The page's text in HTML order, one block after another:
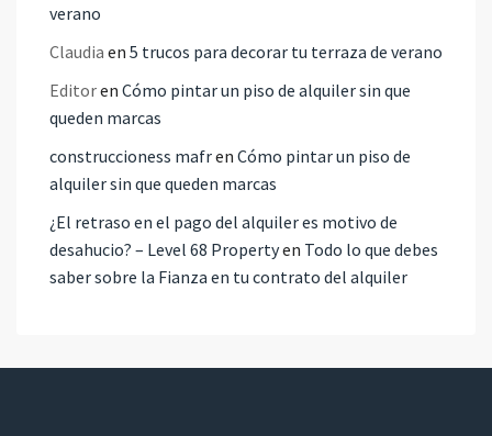
verano
Claudia en 5 trucos para decorar tu terraza de verano
Editoren Cómo pintar un piso de alquiler sin que
queden marcas
construccioness mafren Cómo pintar un piso de
alquiler sin que queden marcas
¿El retraso en el pago del alquiler es motivo de
desahucio? – Level 68 Propertyen Todo lo que debes
saber sobre la Fianza en tu contrato del alquiler